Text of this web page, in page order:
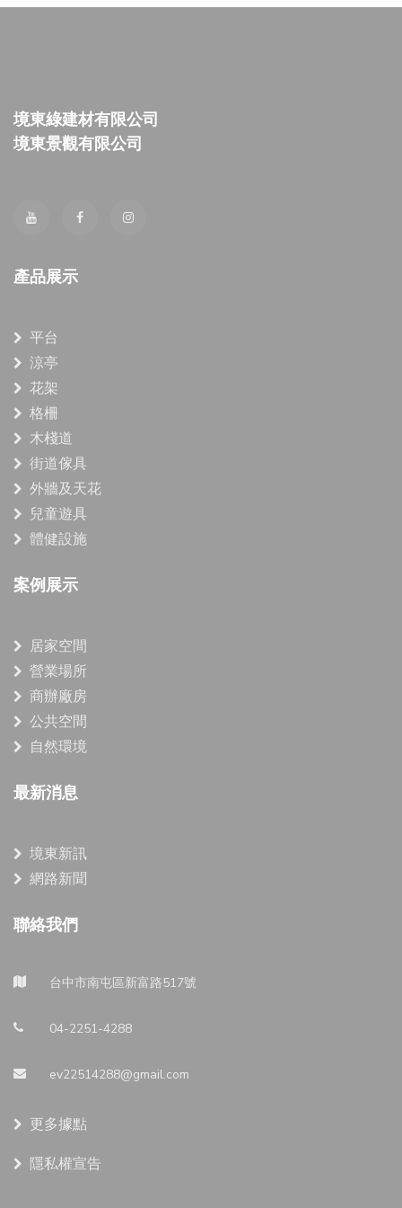
境東綠建材有限公司
境東景觀有限公司
產品展示
平台
涼亭
花架
格柵
木棧道
街道傢具
外牆及天花
兒童遊具
體健設施
案例展示
居家空間
營業場所
商辦廠房
公共空間
自然環境
最新消息
境東新訊
網路新聞
聯絡我們
台中市南屯區新富路517號
04-2251-4288
ev22514288@gmail.com
更多據點
隱私權宣告